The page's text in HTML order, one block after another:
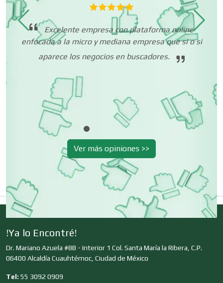
Centros de Nutrición
Centros Turísticos
Cerrajerías
Cibercafés
Clínicas de Belleza
Clínicas de Rehabilitación
Clínicas y Hospitales
Excelente empresa con plataforma online
enfocada a la micro y mediana empresa que si o si
aparece los negocios en buscadores.
Ver más opiniones >>
!Ya lo Encontré!
Dr. Mariano Azuela #8B - Interior 1 Col. Santa María la Ribera, C.P.
06400 Alcaldía Cuauhtémoc, Ciudad de México
Tel: 55 3092 0909